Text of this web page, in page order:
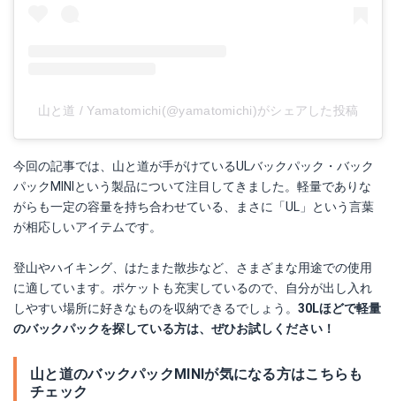
山と道 / Yamatomichi(@yamatomichi)がシェアした投稿
今回の記事では、山と道が手がけているULバックパック・バック
パックMINIという製品について注目してきました。軽量でありな
がらも一定の容量を持ち合わせている、まさに「UL」という言葉
が相応しいアイテムです。
登山やハイキング、はたまた散歩など、さまざまな用途での使用
に適しています。ポケットも充実しているので、自分が出し入れ
しやすい場所に好きなものを収納できるでしょう。 30Lほどで軽量
のバックパックを探している方は、ぜひお試しください！
山と道のバックパックMINIが気になる方はこちらも
チェック